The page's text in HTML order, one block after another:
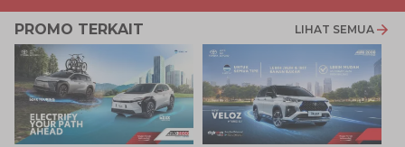
PROMO TERKAIT LIHAT SEMUA